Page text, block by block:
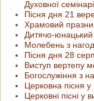
Духовної
Пісня дня 21
Храмовий
Дитячо-
Молебень з
Пісня дня 28
Виступ вертепу
Богослужіння з
Церковна пісня
Церковні пісні у